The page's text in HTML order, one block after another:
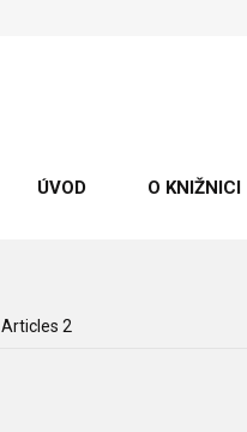
ÚVOD O KNIŽNICI
Articles 2